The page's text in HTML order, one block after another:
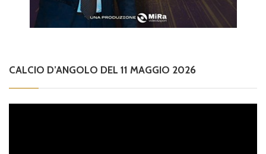
CALCIO D’ANGOLO DEL 11 MAGGIO 2026